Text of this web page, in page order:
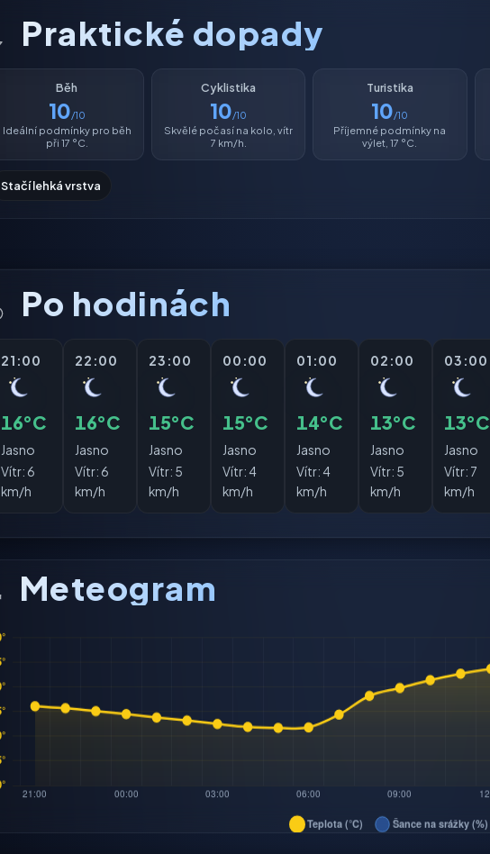
Praktické dopady
Běh
10/10
Ideální podmínky pro běh
při 17 °C.
Cyklistika
10/10
Skvělé počasí na kolo, vítr
7 km/h.
Turistika
10/10
Příjemné podmínky na
výlet, 17 °C.
Stačí lehká vrstva
Po hodinách
21:00
16°C
Jasno
Vítr: 6
km/h
22:00
16°C
Jasno
Vítr: 6
km/h
23:00
15°C
Jasno
Vítr: 5
km/h
00:00
15°C
Jasno
Vítr: 4
km/h
01:00
14°C
Jasno
Vítr: 4
km/h
02:00
13°C
Jasno
Vítr: 5
km/h
03:00
13°C
Jasno
Vítr: 7
km/h
Meteogram